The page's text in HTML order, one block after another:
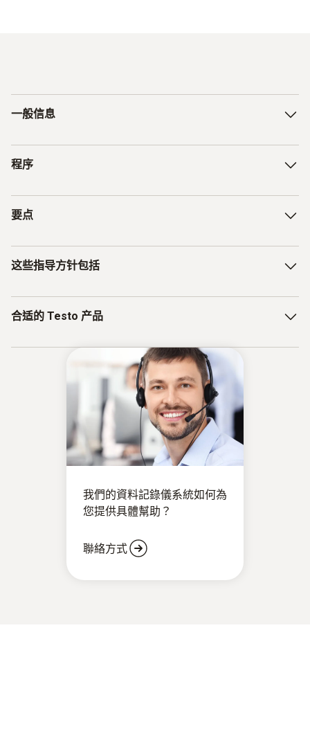
一般信息
延长食品保质期的同时完全保留营养成分
系统应每年进行一次验证。
程序
pasteurization temperature of +95 °C, for example, in an
autoclave pot.
The pasteurization temperature is reached throughout the
distribution. The process duration and pasteurization
temperature vary depending on the product.
The product is removed from the autoclave pot and brought
to room temperature. Depending on the product and system
type, clean-in-place cleaning (CIP) is necessary to prevent
要点
测量巴氏杀菌过程中温度最低点的温度
这些指导方针包括
合适的 Testo 产品
testo 191 HACCP 数据记录仪系统，包含 HACCP 数据
记录仪、软件和多功能箱
测量范围为 -50 到 +140 °C
方便置于小型容器内的小电池
附件种类丰富，支持将记录仪放置在理想位置以测量中
通过软件轻松计算 P 值和保持阶段持续时间
我們的資料記錄儀系統如何為
您提供具體幫助？
聯絡方式